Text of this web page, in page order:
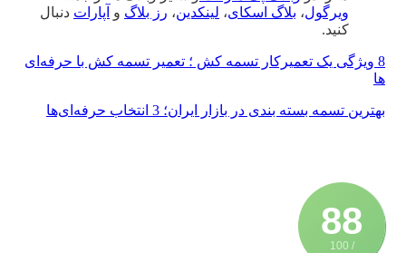
ویرگول، بلاگ اسکای، لینکدین، رز بلاگ و آپارات دنبال
کنید.
8 ویژگی یک تعمیرکار تسمه کش ؛ تعمیر تسمه کش با حرفه‌ای
ها
بهترین تسمه بسته‌ بندی در بازار ایران؛ 3 انتخاب حرفه‌ای‌ها
88
/ 100